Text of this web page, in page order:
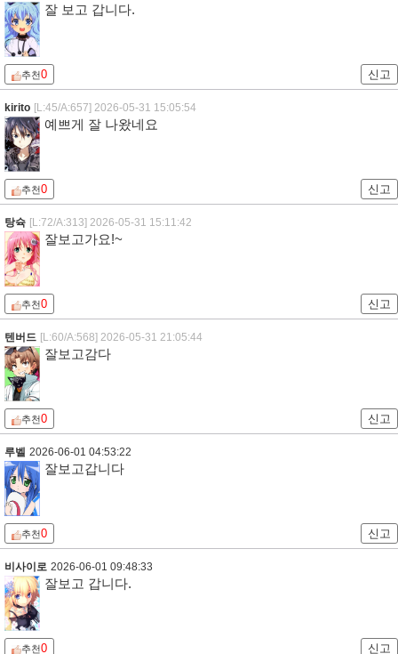
잘 보고 갑니다.
추천0 신고
kirito [L:45/A:657] 2026-05-31 15:05:54
예쁘게 잘 나왔네요
추천0 신고
탕슉 [L:72/A:313] 2026-05-31 15:11:42
잘보고가요!~
추천0 신고
텐버드 [L:60/A:568] 2026-05-31 21:05:44
잘보고감다
추천0 신고
루벨 2026-06-01 04:53:22
잘보고갑니다
추천0 신고
비사이로 2026-06-01 09:48:33
잘보고 갑니다.
추천0 신고